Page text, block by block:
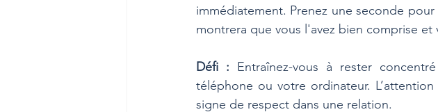
immédiatement. Prenez une seconde
montrera que vous l'avez bien comprise
Défi : Entraînez-vous à rester
téléphone ou votre ordinateur.
signe de respect dans une relation.